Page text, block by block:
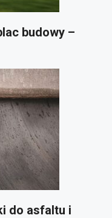
budowy –
do asfaltu i